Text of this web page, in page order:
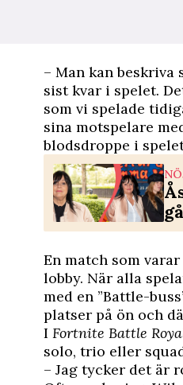
– Man kan beskriva
sist kvar i spelet.
som vi spelade
sina motspelare
blodsdroppe i
En match som
lobby. När alla
med en ”Battle-
platser på ön och
I Fortnite Battle
solo, trio eller
– Jag tycker det är